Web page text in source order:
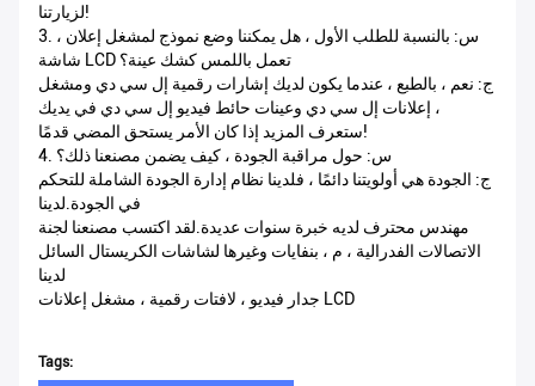
لزيارتنا!
3. س: بالنسبة للطلب الأول ، هل يمكننا وضع نموذج لمشغل إعلان ،
شاشة LCD تعمل باللمس كشك عينة؟
ج: نعم ، بالطبع ، عندما يكون لديك إشارات رقمية إل سي دي ومشغل
إعلانات إل سي دي وعينات حائط فيديو إل سي دي في يديك ،
ستعرف المزيد إذا كان الأمر يستحق المضي قدمًا!
4. س: حول مراقبة الجودة ، كيف يضمن مصنعنا ذلك؟
ج: الجودة هي أولويتنا دائمًا ، فلدينا نظام إدارة الجودة الشاملة للتحكم
في الجودة.لدينا
مهندس محترف لديه خبرة سنوات عديدة.لقد اكتسب مصنعنا لجنة
الاتصالات الفدرالية ، م ، بنفايات وغيرها لشاشات الكريستال السائل
لدينا
جدار فيديو ، لافتات رقمية ، مشغل إعلانات LCD
Tags: